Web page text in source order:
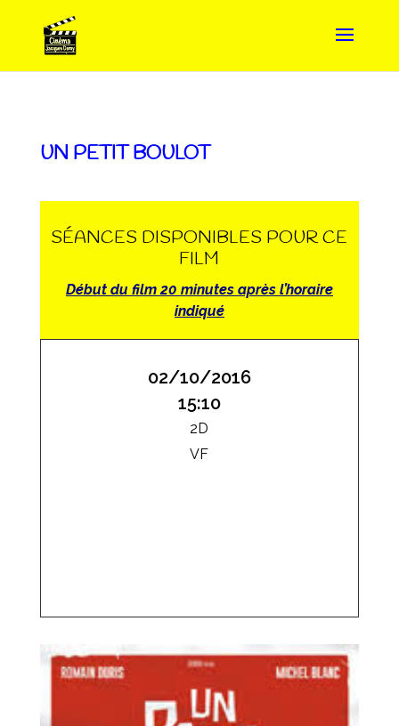
UN PETIT BOULOT
SÉANCES DISPONIBLES POUR CE
FILM
Début du film 20 minutes après l’horaire
indiqué
02/10/2016
15:10
2D
VF